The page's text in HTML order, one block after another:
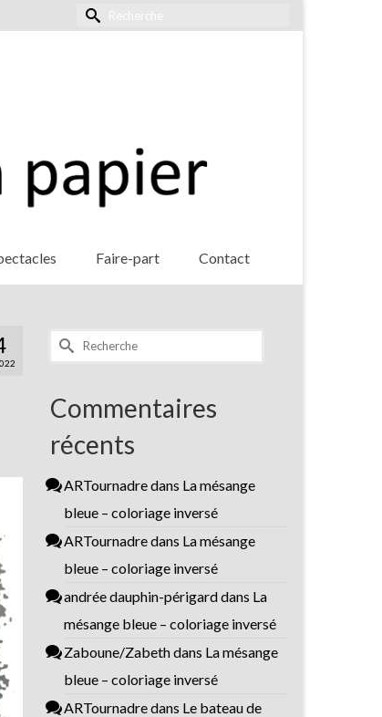
Rechercher :
Faire-part Contact
Rechercher :
Commentaires
récents
ARTournadredans La mésange
bleue – coloriage inversé
ARTournadredans La mésange
bleue – coloriage inversé
andrée dauphin-périgarddans La
mésange bleue – coloriage inversé
Zaboune/Zabethdans La mésange
bleue – coloriage inversé
ARTournadredans Le bateau de